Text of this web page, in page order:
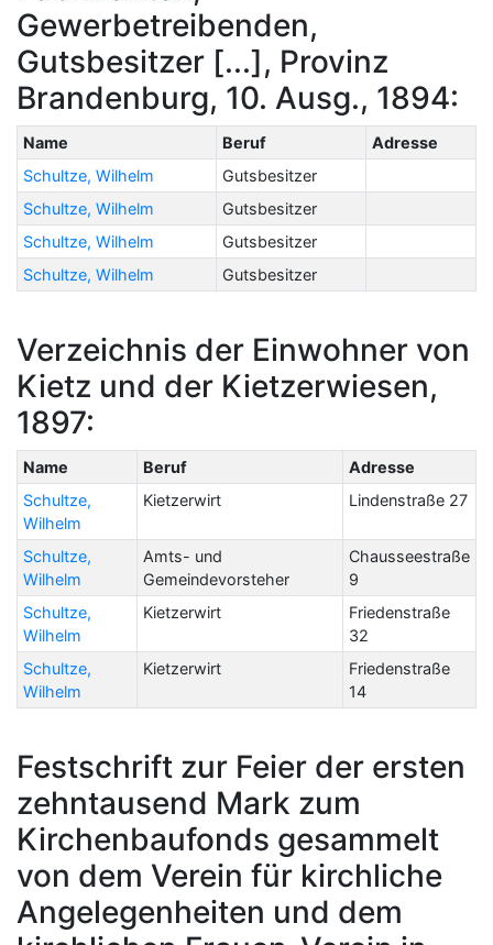
Gewerbetreibenden,
Gutsbesitzer [...], Provinz
Brandenburg, 10. Ausg., 1894:
Name Beruf
Adresse
Schultze, Wilhelm
Gutsbesitzer
Schultze, Wilhelm
Gutsbesitzer
Schultze, Wilhelm
Gutsbesitzer
Schultze, Wilhelm
Gutsbesitzer
Verzeichnis der Einwohner von
Kietz und der Kietzerwiesen,
1897:
Name Beruf
Adresse
Schultze,
Wilhelm
Kietzerwirt Lindenstraße 27
Schultze,
Wilhelm
Amts- und
Gemeindevorsteher
Chausseestraße
9
Schultze,
Wilhelm
Kietzerwirt
Friedenstraße
32
Schultze,
Wilhelm
Kietzerwirt
Friedenstraße
14
Festschrift zur Feier der ersten
zehntausend Mark zum
Kirchenbaufonds gesammelt
von dem Verein für kirchliche
Angelegenheiten und dem